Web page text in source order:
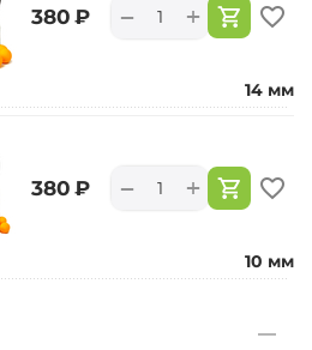
‍380‍ ₽ +
−
14 мм
‍380‍ ₽ +
−
10 мм